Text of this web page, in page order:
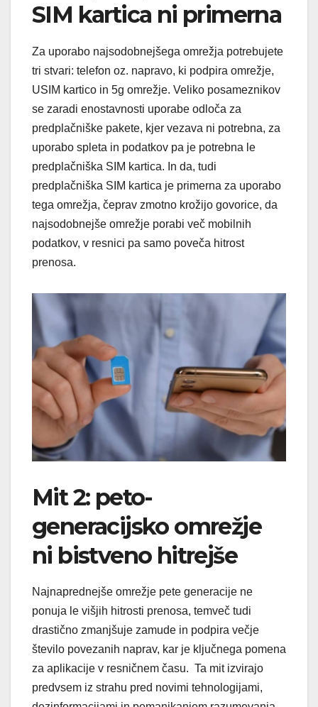
SIM kartica ni primerna
Za uporabo najsodobnejšega omrežja potrebujete
tri stvari: telefon oz. napravo, ki podpira omrežje,
USIM kartico in 5g omrežje. Veliko posameznikov
se zaradi enostavnosti uporabe odloča za
predplačniške pakete, kjer vezava ni potrebna, za
uporabo spleta in podatkov pa je potrebna le
predplačniška SIM kartica. In da, tudi
predplačniška SIM kartica je primerna za uporabo
tega omrežja, čeprav zmotno krožijo govorice, da
najsodobnejše omrežje porabi več mobilnih
podatkov, v resnici pa samo poveča hitrost
prenosa.
Mit 2: peto-
generacijsko omrežje
ni bistveno hitrejše
Najnaprednejše omrežje pete generacije ne
ponuja le višjih hitrosti prenosa, temveč tudi
drastično zmanjšuje zamude in podpira večje
število povezanih naprav, kar je ključnega pomena
za aplikacije v resničnem času. Ta mit izvirajo
predvsem iz strahu pred novimi tehnologijami,